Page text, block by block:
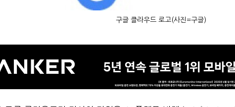
구글 클라우드 로고(사진=구글)